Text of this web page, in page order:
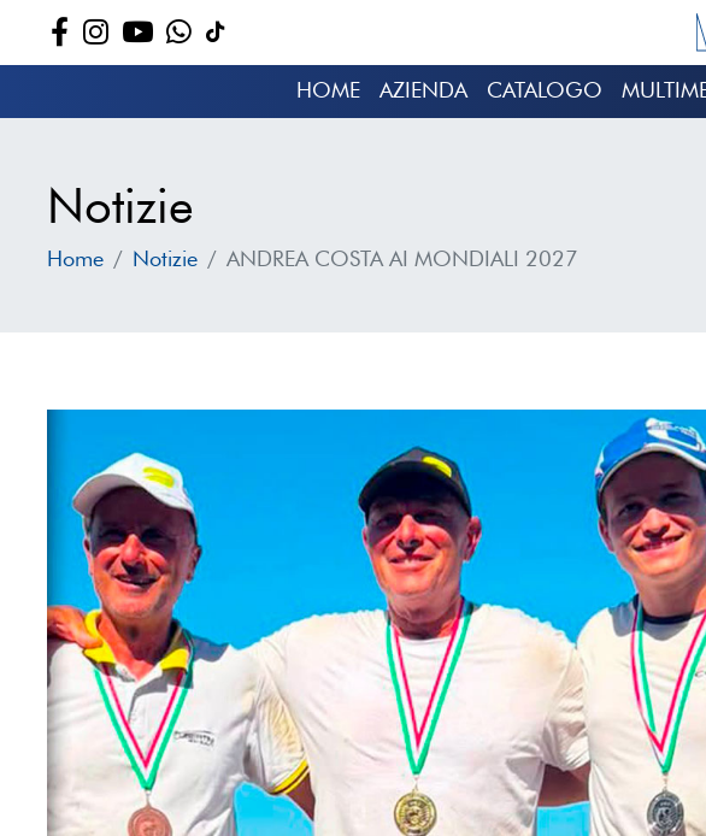
HOME AZIENDA CATALOGO
Notizie
Home Notizie ANDREA COSTA AI MONDIALI 2027